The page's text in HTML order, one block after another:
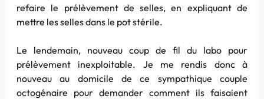
refaire le prélèvement de selles, en expliquant de
mettre les selles dans le pot stérile.
Le lendemain, nouveau coup de fil du labo pour
prélèvement inexploitable. Je me rendis donc à
nouveau au domicile de ce sympathique couple
octogénaire pour demander comment ils faisaient